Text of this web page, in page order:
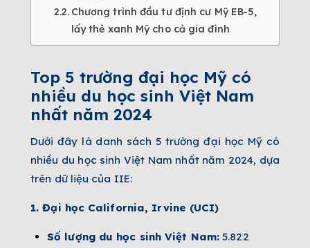
Chương trình đầu tư định cư Mỹ EB-5,
lấy thẻ xanh Mỹ cho cả gia đình
Top 5 trường đại học Mỹ có
nhiều du học sinh Việt Nam
nhất năm 2024
Dưới đây là danh sách 5 trường đại học Mỹ có
nhiều du học sinh Việt Nam nhất năm 2024, dựa
trên dữ liệu của IIE:
1. Đại học California, Irvine (UCI)
Số lượng du học sinh Việt Nam: 5.822